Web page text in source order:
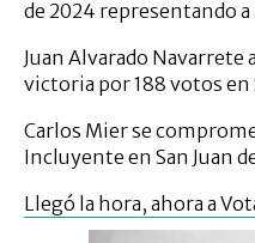
de 2024 representando a
Juan Alvarado Navarrete
victoria por 188 votos en
Carlos Mier se
Incluyente en San Juan
Llegó la hora, ahora a